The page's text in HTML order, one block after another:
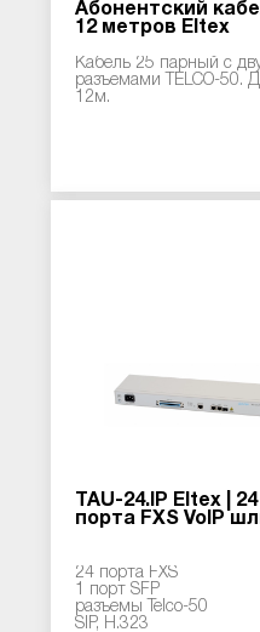
Абонентский
12 метров Eltex
Кабель 25 парный с
разъемами TELCO-50.
12м.
TAU-24.IP Eltex | 24
порта FXS VoIP
24 порта FXS
1 порт SFP
разъемы Telco-50
SIP, H.323